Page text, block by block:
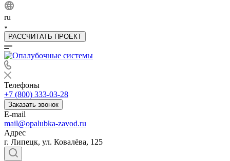
ru
РАССЧИТАТЬ ПРОЕКТ
Телефоны
+7 (800) 333-03-28
Заказать звонок
E-mail
mail@opalubka-zavod.ru
Адрес
г. Липецк, ул. Ковалёва, 125